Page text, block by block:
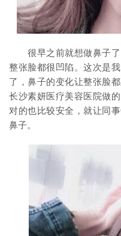
很早之前就想做鼻子了
整张脸都很凹陷。这次是
了，鼻子的变化让整张脸
长沙素妍医疗美容医院做
对的也比较安全，就让同
鼻子。